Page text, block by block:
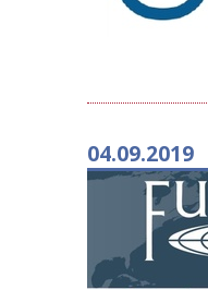
04.09.2019